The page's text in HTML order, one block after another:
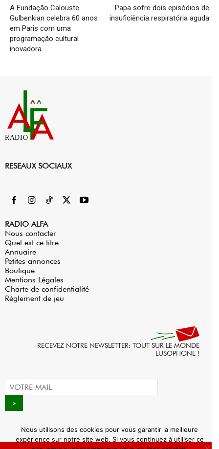
A Fundação Calouste
Gulbenkian celebra 60 anos
em Paris com uma
programação cultural
inovadora
Papa sofre dois episódios de
insuficiência respiratória aguda
RADIO
RESEAUX SOCIAUX
RADIO ALFA
Nous contacter
Quel est ce titre
Annuaire
Petites annonces
Boutique
Mentions Légales
Charte de confidentialité
Règlement de jeu
RECEVEZ NOTRE NEWSLETTER: TOUT SUR LE MONDE
LUSOPHONE !
Nous utilisons des cookies pour vous garantir la meilleure
expérience sur notre site web. Si vous continuez à utiliser ce